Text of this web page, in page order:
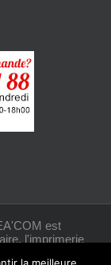
est
l'imprimerie